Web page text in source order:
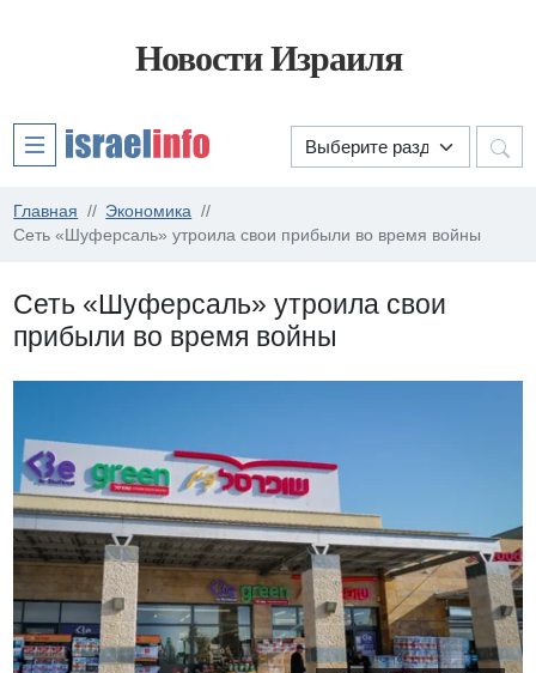
Новости Израиля
Главная
Экономика
Сеть «Шуферсаль» утроила свои прибыли во время войны
Сеть «Шуферсаль» утроила свои
прибыли во время войны